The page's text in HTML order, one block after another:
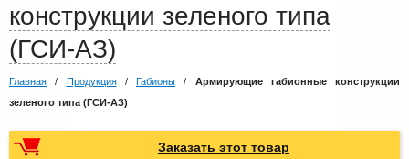
конструкции зеленого типа
(ГСИ-АЗ)
Главная / Продукция / Габионы /
Армирующие габионные конструкции
зеленого типа (ГСИ-АЗ)
Заказать этот товар